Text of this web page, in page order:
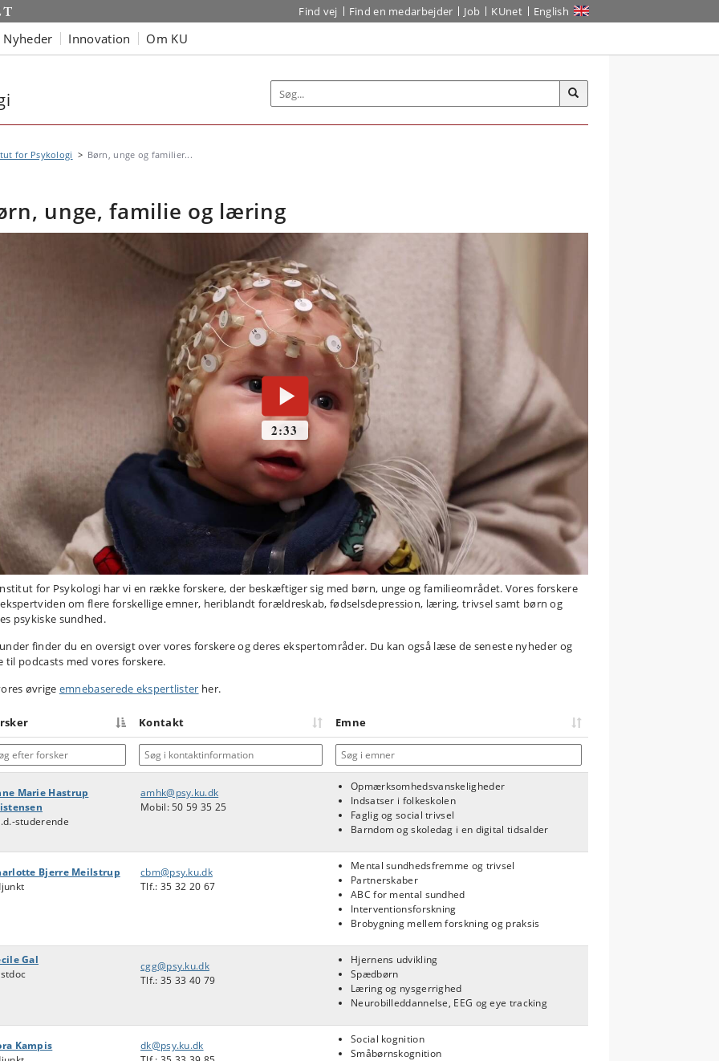
Find vej Find en medarbejder Job KUnet English
Nyheder Innovation Om KU
for Psykologi Børn, unge og familier...
unge, familie og læring
for Psykologi har vi en række forskere, der beskæftiger sig med børn, unge og familieområdet. Vores forskere
om flere forskellige emner, heriblandt forældreskab, fødselsdepression, læring, trivsel samt børn og
psykiske sundhed.
finder du en oversigt over vores forskere og deres ekspertområder. Du kan også læse de seneste nyheder og
til podcasts med vores forskere.
øvrige emnebaserede ekspertlister her.
Kontakt Emne
efter forsker Søg i kontaktinformation Søg i emner
Marie Hastrup
studerende
amhk@psy.ku.dk
Mobil: 50 59 35 25
Opmærksomhedsvanskeligheder
Indsatser i folkeskolen
Faglig og social trivsel
Barndom og skoledag i en digital tidsalder
Bjerre Meilstrup
cbm@psy.ku.dk
Tlf.: 35 32 20 67
Mental sundhedsfremme og trivsel
Partnerskaber
ABC for mental sundhed
Interventionsforskning
Brobygning mellem forskning og praksis
Gal
cgg@psy.ku.dk
Tlf.: 35 33 40 79
Hjernens udvikling
Spædbørn
Læring og nysgerrighed
Neurobilleddannelse, EEG og eye tracking
Kampis
dk@psy.ku.dk
Social kognition
Småbørnskognition